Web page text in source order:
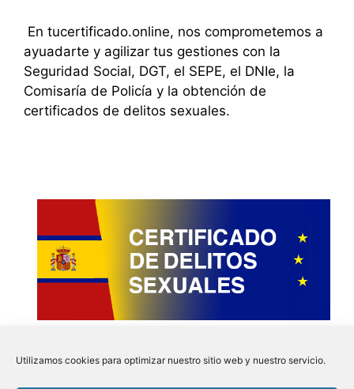
Utilizamos cookies para optimizar nuestro sitio web y nuestro servicio.
En tucertificado.online, nos comprometemos a
ayuadarte y agilizar tus gestiones con la
Seguridad Social, DGT, el SEPE, el DNIe, la
Comisaría de Policía y la obtención de
certificados de delitos sexuales.